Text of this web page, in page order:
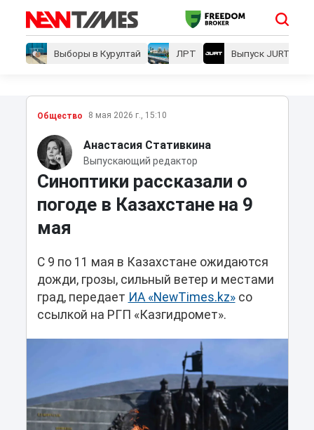
Выборы в Курултай ЛРТ Выпуск JURT
Общество 8 мая 2026 г., 15:10
Анастасия Стативкина
Выпускающий редактор
Синоптики рассказали о
погоде в Казахстане на 9
мая
С 9 по 11 мая в Казахстане ожидаются
дожди, грозы, сильный ветер и местами
град, передает ИА «NewTimes.kz»со
ссылкой на РГП «Казгидромет».